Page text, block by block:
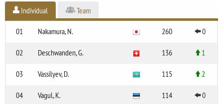
Individual Team
01 Nakamura, N. 260 0
02 Deschwanden, G. 136 1
03 Vassilyev, D. 115 2
04 Vagul, K. 114 0